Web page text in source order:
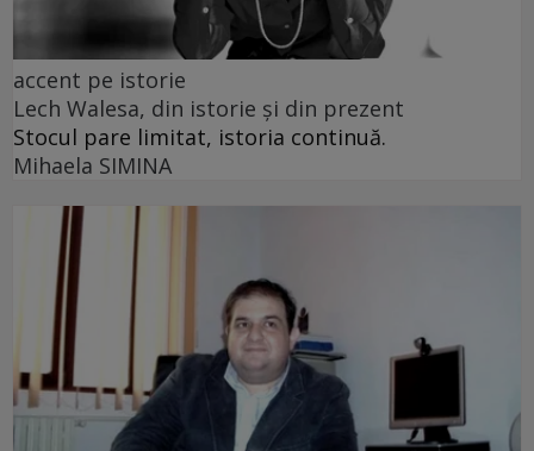
accent pe istorie
Lech Walesa, din istorie și din prezent
Stocul pare limitat, istoria continuă.
Mihaela SIMINA